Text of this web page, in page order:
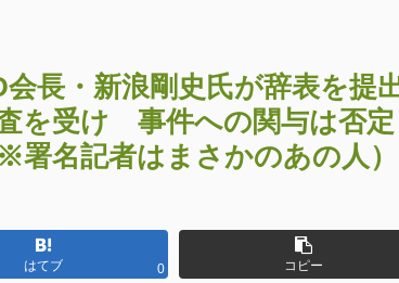
会長・新浪剛史氏が辞表を提
を受け 事件への関与は否
名記者はまさかのあの人）
はてブ 0 コピー